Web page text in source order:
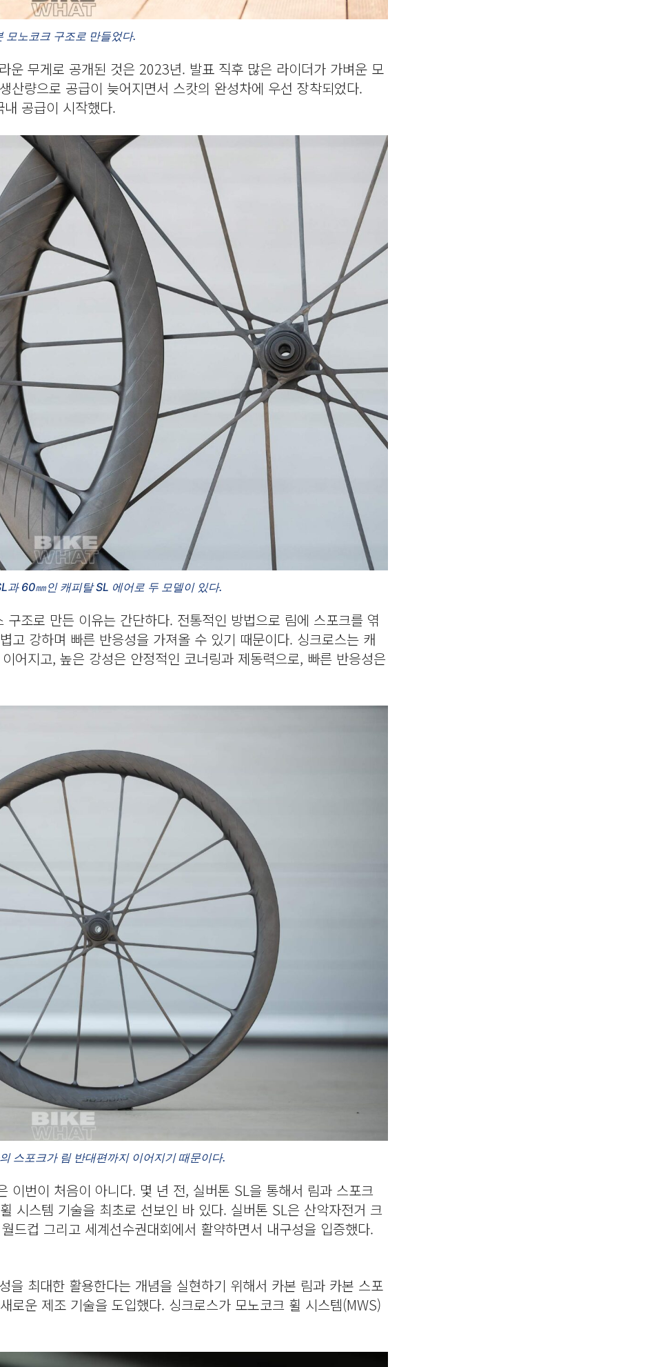
모노코크 구조로 만들었다.
운 무게로 공개된 것은 2023년. 발표 직후 많은 라이더가 가벼운 모
산량으로 공급이 늦어지면서 스캇의 완성차에 우선 장착되었다.
공급이 시작했다.
과 60㎜인 캐피탈 SL 에어로 두 모델이 있다.
조로 만든 이유는 간단하다. 전통적인 방법으로 림에 스포크를 엮
고 강하며 빠른 반응성을 가져올 수 있기 때문이다. 싱크로스는 캐
어지고, 높은 강성은 안정적인 코너링과 제동력으로, 빠른 반응성은
스포크가 림 반대편까지 이어지기 때문이다.
이번이 처음이 아니다. 몇 년 전, 실버톤 SL을 통해서 림과 스포크
시스템 기술을 최초로 선보인 바 있다. 실버톤 SL은 산악자전거 크
드컵 그리고 세계선수권대회에서 활약하면서 내구성을 입증했다.
을 최대한 활용한다는 개념을 실현하기 위해서 카본 림과 카본 스포
로운 제조 기술을 도입했다. 싱크로스가 모노코크 휠 시스템(MWS)